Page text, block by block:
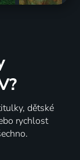
dětské
rychlost